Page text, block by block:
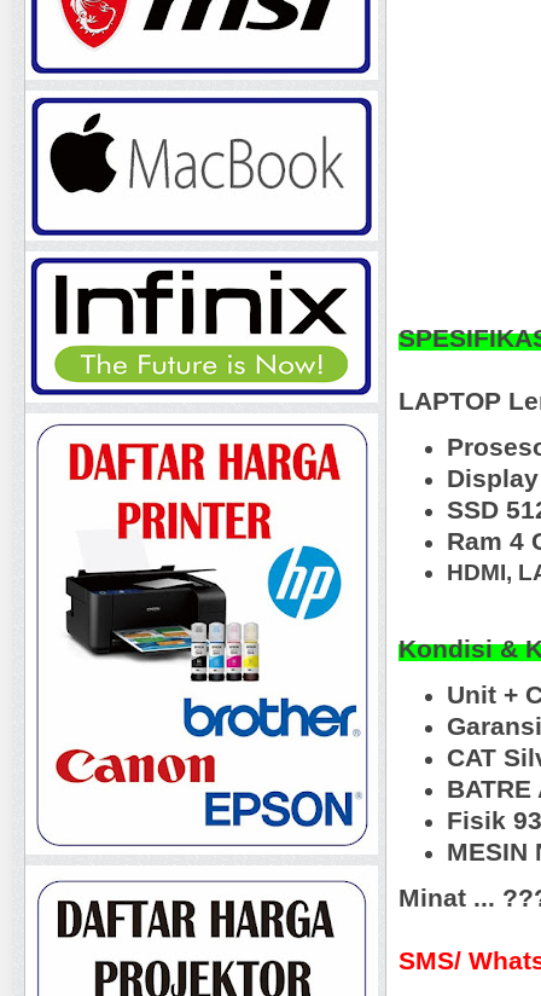
LAPTOP
Display
SSD
Ram 4
HDMI,
Kondisi &
Unit +
CAT
BATRE
Fisik
MESIN
Minat ...
SMS/